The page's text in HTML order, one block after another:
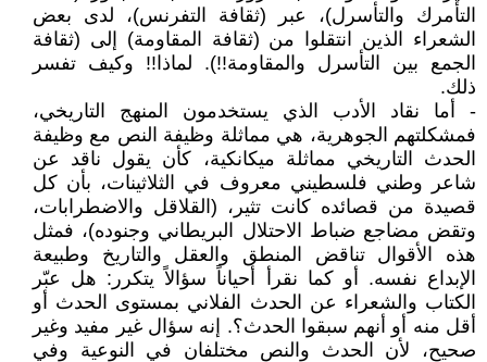
التأمرك والتأسرل)، عبر (ثقافة التفرنس)، لدى بعض
الشعراء الذين انتقلوا من (ثقافة المقاومة) إلى (ثقافة
الجمع بين التأسرل والمقاومة!!). لماذا!! وكيف تفسر
ذلك.
- أما نقاد الأدب الذي يستخدمون المنهج التاريخي،
فمشكلتهم الجوهرية، هي مماثلة وظيفة النص مع وظيفة
الحدث التاريخي مماثلة ميكانكية، كأن يقول ناقد عن
شاعر وطني فلسطيني معروف في الثلاثينات، بأن كل
قصيدة من قصائده كانت تثير، (القلاقل والاضطرابات،
وتقض مضاجع ضباط الاحتلال البريطاني وجنوده)، فمثل
هذه الأقوال تناقض المنطق والعقل والتاريخ وطبيعة
الإبداع نفسه. أو كما نقرأ أحياناً سؤالاً يتكرر: هل عبّر
الكتاب والشعراء عن الحدث الفلاني بمستوى الحدث أو
أقل منه أو أنهم سبقوا الحدث؟. إنه سؤال غير مفيد وغير
صحيح، لأن الحدث والنص مختلفان في النوعية وفي